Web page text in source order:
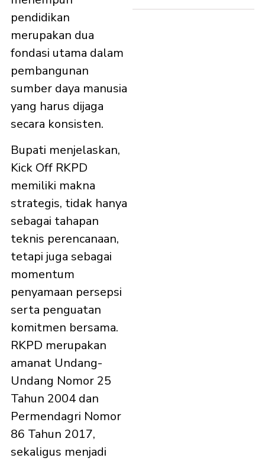
pendidikan
merupakan dua
fondasi utama dalam
pembangunan
sumber daya manusia
yang harus dijaga
secara konsisten.
Bupati menjelaskan,
Kick Off RKPD
memiliki makna
strategis, tidak hanya
sebagai tahapan
teknis perencanaan,
tetapi juga sebagai
momentum
penyamaan persepsi
serta penguatan
komitmen bersama.
RKPD merupakan
amanat Undang-
Undang Nomor 25
Tahun 2004 dan
Permendagri Nomor
86 Tahun 2017,
sekaligus menjadi